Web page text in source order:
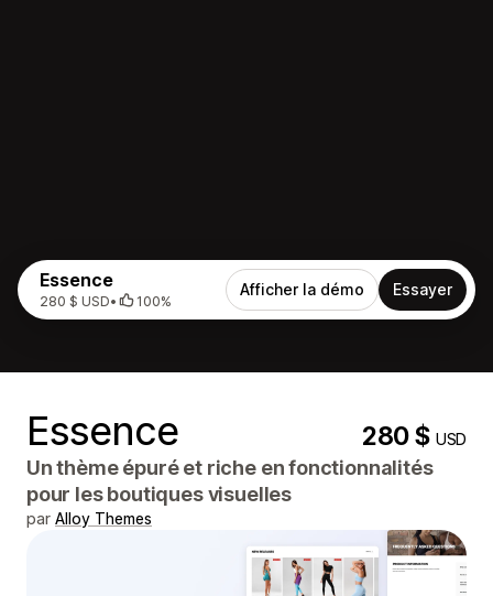
Essence
280 $ USD• 100%
Afficher la démo Essayer
Essence 280 $USD
Un thème épuré et riche en fonctionnalités
pour les boutiques visuelles
par Alloy Themes